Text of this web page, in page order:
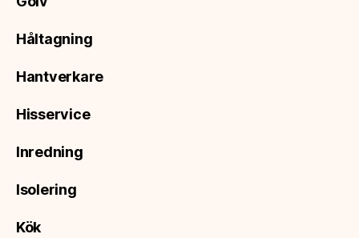
Håltagning
Hantverkare
Hisservice
Inredning
Isolering
Kök